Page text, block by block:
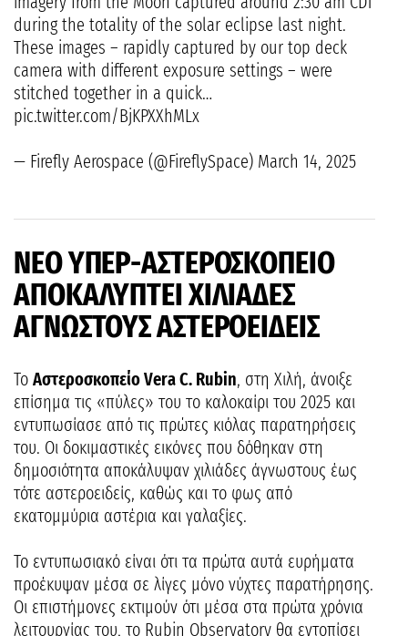
during the totality of the solar eclipse last night.
These images – rapidly captured by our top deck
camera with different exposure settings – were
stitched together in a quick…
pic.twitter.com/BjKPXXhMLx
— Firefly Aerospace (@FireflySpace) March 14, 2025
ΝΕΟ ΥΠΕΡ-ΑΣΤΕΡΟΣΚΟΠΕΙΟ
ΑΠΟΚΑΛΥΠΤΕΙ ΧΙΛΙΑΔΕΣ
ΑΓΝΩΣΤΟΥΣ ΑΣΤΕΡΟΕΙΔΕΙΣ
Το Αστεροσκοπείο Vera C. Rubin, στη Χιλή, άνοιξε
επίσημα τις «πύλες» του το καλοκαίρι του 2025 και
εντυπωσίασε από τις πρώτες κιόλας παρατηρήσεις
του. Οι δοκιμαστικές εικόνες που δόθηκαν στη
δημοσιότητα αποκάλυψαν χιλιάδες άγνωστους έως
τότε αστεροειδείς, καθώς και το φως από
εκατομμύρια αστέρια και γαλαξίες.
Το εντυπωσιακό είναι ότι τα πρώτα αυτά ευρήματα
προέκυψαν μέσα σε λίγες μόνο νύχτες παρατήρησης.
Οι επιστήμονες εκτιμούν ότι μέσα στα πρώτα χρόνια
λειτουργίας του, το Rubin Observatory θα εντοπίσει